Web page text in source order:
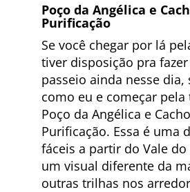
Poço da Angélica e
Purificação
Se você chegar por lá
tiver disposição pra
passeio ainda nesse dia,
como eu e começar
Poço da Angélica e
Purificação. Essa é uma
fáceis a partir do Vale do
um visual diferente da
outras trilhas nos